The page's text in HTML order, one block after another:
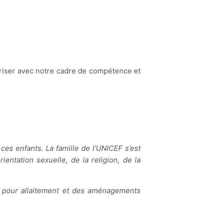
avec notre cadre de compétence et
enfants. La famille de l’UNICEF s’est
sexuelle, de la religion, de la
allaitement et des aménagements